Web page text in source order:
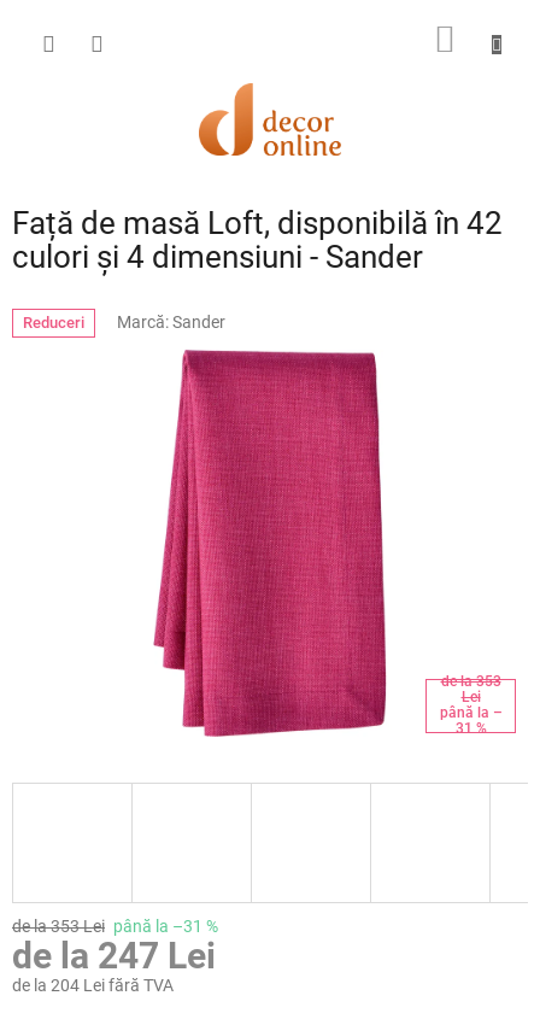
conținut
COŞ
Față de masă Loft, disponibilă în 42
culori și 4 dimensiuni - Sander
Reduceri Marcă:Sander
de la 353
Lei
până la –
31 %
de la 353 Lei până la –31 %
de la 247 Lei
de la 204 Leifără TVA